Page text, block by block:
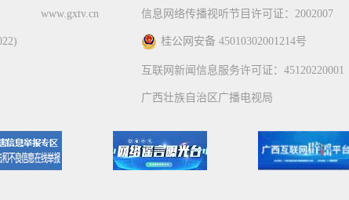
www.gxtv.cn 信息网络传播视听节目许可证：2002007
桂公网安备 45010302001214号
互联网新闻信息服务许可证：45120220001
广西壮族自治区广播电视局